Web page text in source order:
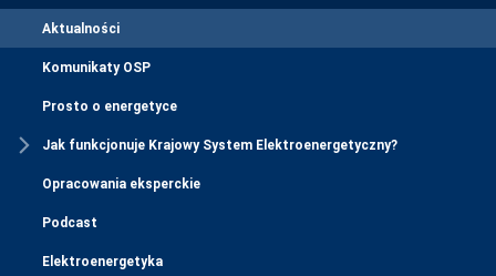
Aktualności
Komunikaty OSP
Prosto o energetyce
Jak funkcjonuje Krajowy System Elektroenergetyczny?
Opracowania eksperckie
Podcast
Elektroenergetyka